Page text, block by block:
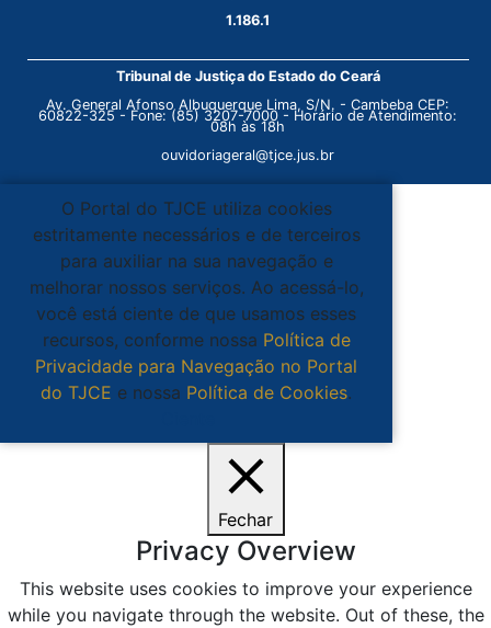
1.186.1
Tribunal de Justiça do Estado do Ceará
Av. General Afonso Albuquerque Lima, S/N. - Cambeba CEP:
60822-325 - Fone: (85) 3207-7000 - Horário de Atendimento:
08h às 18h
ouvidoriageral@tjce.jus.br
O Portal do TJCE utiliza cookies
estritamente necessários e de terceiros
para auxiliar na sua navegação e
melhorar nossos serviços. Ao acessá-lo,
você está ciente de que usamos esses
recursos, conforme nossa Política de
Privacidade para Navegação no Portal
do TJCE e nossa Política de Cookies.
Fechar
Privacy Overview
This website uses cookies to improve your experience
while you navigate through the website. Out of these, the